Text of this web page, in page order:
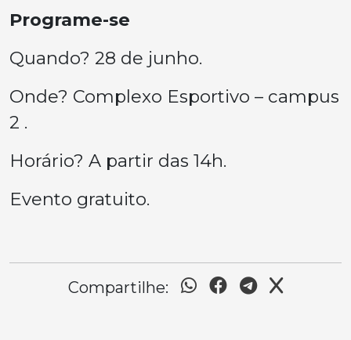
Programe-se
Quando? 28 de junho.
Onde? Complexo Esportivo – campus
2 .
Horário? A partir das 14h.
Evento gratuito.
Compartilhe: